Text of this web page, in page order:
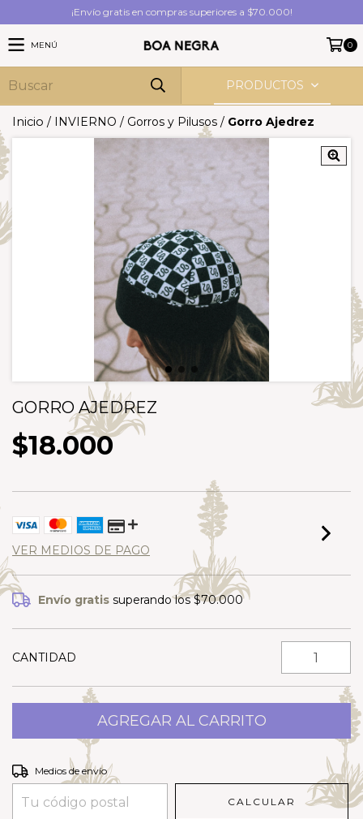
¡Envío gratis en compras superiores a $70.000!
MENÚ 0
PRODUCTOS
Inicio / INVIERNO / Gorros y Pilusos / Gorro Ajedrez
GORRO AJEDREZ
$18.000
VER MEDIOS DE PAGO
Envío gratis superando los$70.000
CANTIDAD
Entregas para el CP: CAMBIAR CP
Medios de envío
CALCULAR